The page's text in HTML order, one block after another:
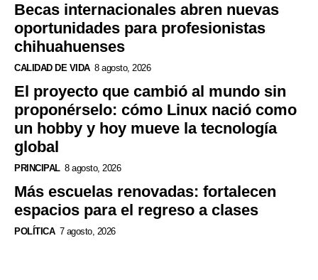
Becas internacionales abren nuevas
oportunidades para profesionistas
chihuahuenses
CALIDAD DE VIDA 8 agosto, 2026
El proyecto que cambió al mundo sin
proponérselo: cómo Linux nació como
un hobby y hoy mueve la tecnología
global
PRINCIPAL 8 agosto, 2026
Más escuelas renovadas: fortalecen
espacios para el regreso a clases
POLÍTICA 7 agosto, 2026